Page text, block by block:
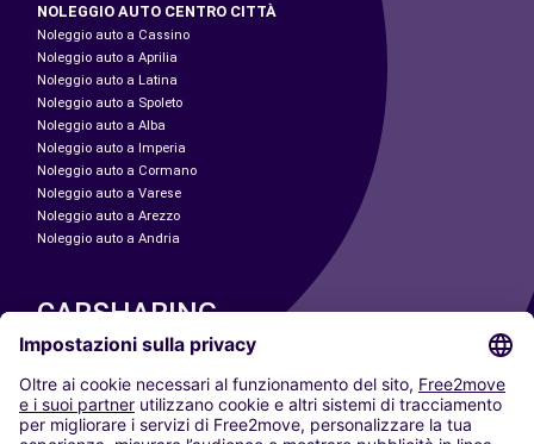
NOLEGGIO AUTO CENTRO CITTÀ
Noleggio auto a Cassino
Noleggio auto a Aprilia
Noleggio auto a Latina
Noleggio auto a Spoleto
Noleggio auto a Alba
Noleggio auto a Imperia
Noleggio auto a Cormano
Noleggio auto a Varese
Noleggio auto a Arezzo
Noleggio auto a Andria
CARSHARING
LE NOSTRE CITTÀ
Paris
Madrid
Washington DC